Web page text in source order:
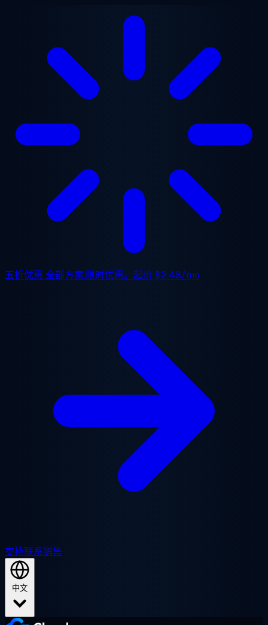
五折优惠 全部方案,限时优惠。起价$2.48/mo
支持联系销售
中文